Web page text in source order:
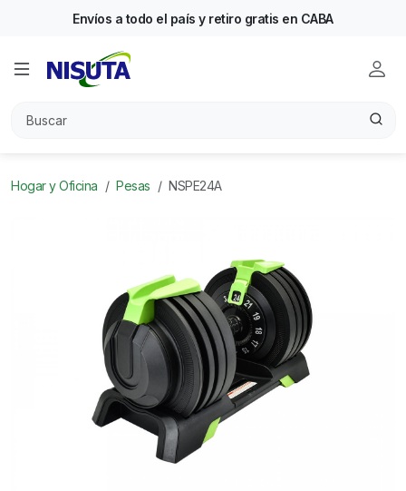
Envíos a todo el país y retiro gratis en CABA
Hogar y Oficina Pesas NSPE24A